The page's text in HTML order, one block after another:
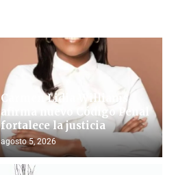
Carmen Lidia Williams
afirma nuevo Código Penal
fortalece la justicia
agosto 5, 2026